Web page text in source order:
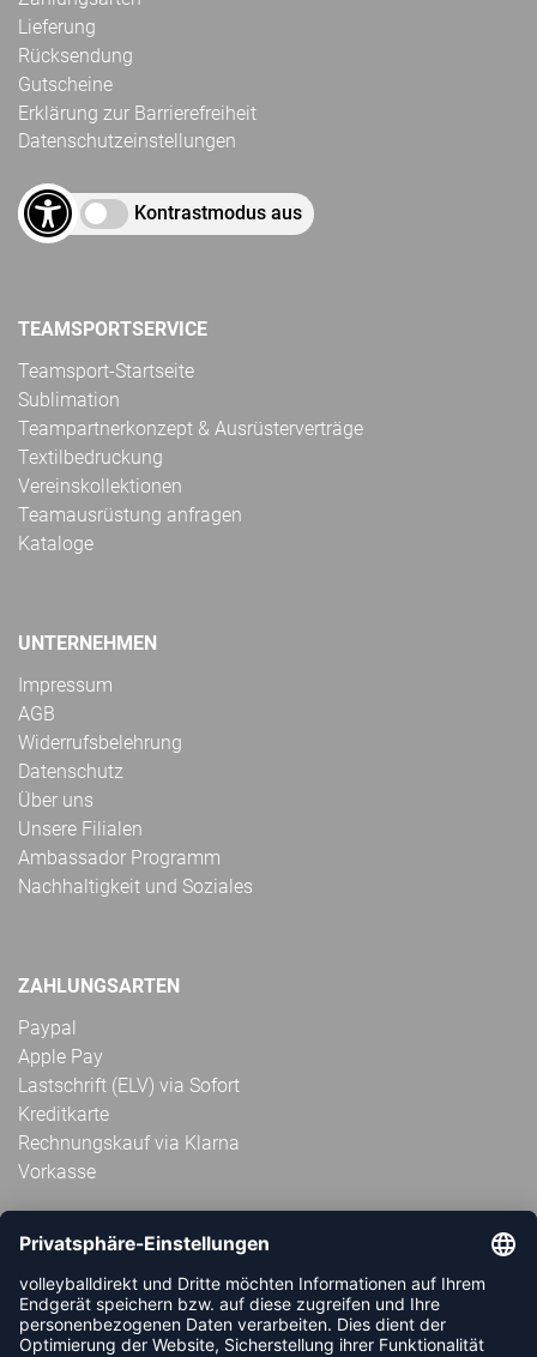
Lieferung
Rücksendung
Gutscheine
Erklärung zur Barrierefreiheit
Datenschutzeinstellungen
Kontrastmodus aus
TEAMSPORTSERVICE
Teamsport-Startseite
Sublimation
Teampartnerkonzept & Ausrüsterverträge
Textilbedruckung
Vereinskollektionen
Teamausrüstung anfragen
Kataloge
UNTERNEHMEN
Impressum
AGB
Widerrufsbelehrung
Datenschutz
Über uns
Unsere Filialen
Ambassador Programm
Nachhaltigkeit und Soziales
ZAHLUNGSARTEN
Paypal
Apple Pay
Lastschrift (ELV) via Sofort
Kreditkarte
Rechnungskauf via Klarna
Vorkasse
ABONNIERE JETZT DEN KOSTENLOSEN
VOLLEYBALLDIREKT-NEWSLETTER UND VERPASSE KEINE
NEUIGKEIT ODER AKTION MEHR.